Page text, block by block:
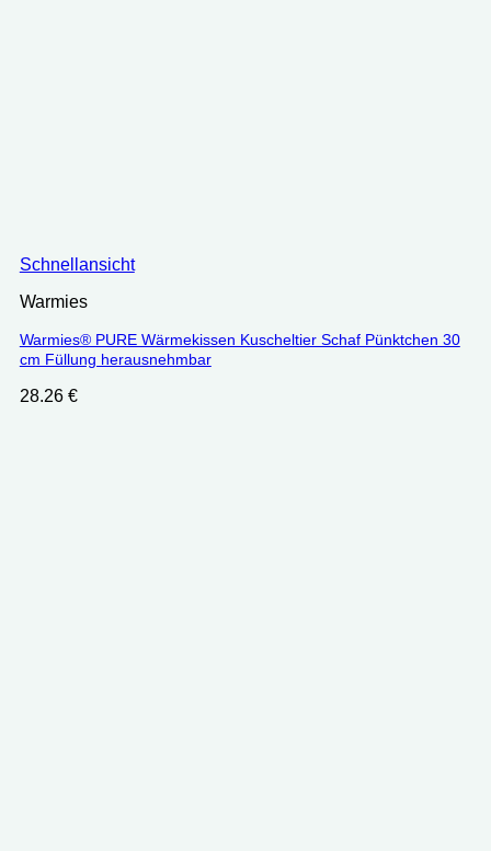
Schnellansicht
Warmies
Warmies® PURE Wärmekissen Kuscheltier Schaf Pünktchen 30
cm Füllung herausnehmbar
28.26 €